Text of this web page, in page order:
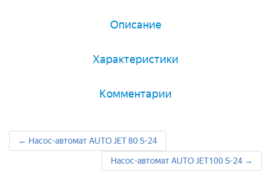
Описание
Характеристики
Комментарии
← Насос-автомат AUTO JET 80 S-24
Насос-автомат AUTO JET100 S-24 →